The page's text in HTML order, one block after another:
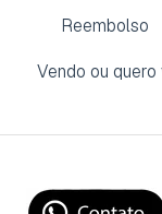
Reembolso
Vendo ou